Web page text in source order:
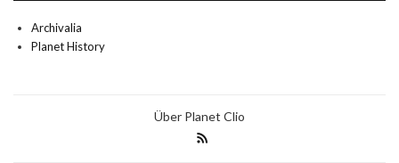
Archivalia
Planet History
Über Planet Clio